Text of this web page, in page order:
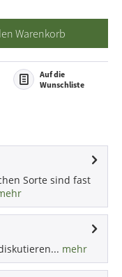
Warenkorb
Auf die
Wunschliste
Sorte sind fast
mehr